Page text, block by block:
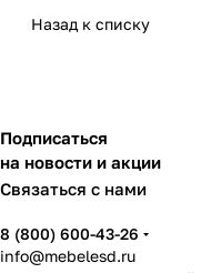
Назад к списку
Подписаться
на новости и акции
Связаться с нами
8 (800) 600-43-26
info@mebelesd.ru